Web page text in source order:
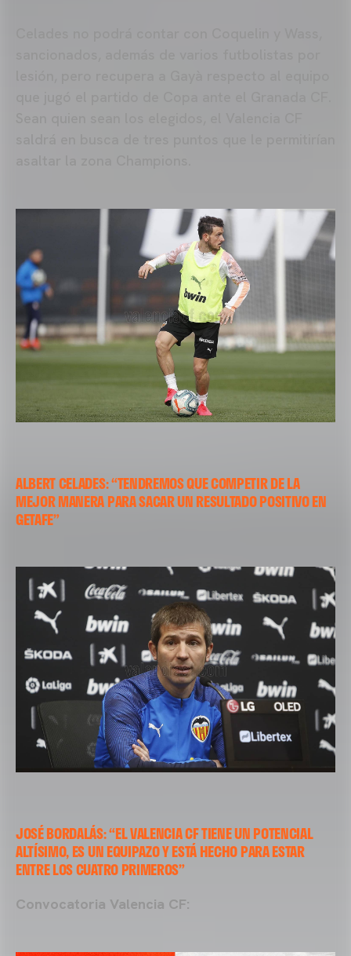
ALBERT CELADES: “TENDREMOS QUE COMPETIR DE LA
MEJOR MANERA PARA SACAR UN RESULTADO POSITIVO EN
GETAFE”
JOSÉ BORDALÁS: “EL VALENCIA CF TIENE UN POTENCIAL
ALTÍSIMO, ES UN EQUIPAZO Y ESTÁ HECHO PARA ESTAR
ENTRE LOS CUATRO PRIMEROS”
Convocatoria Valencia CF: